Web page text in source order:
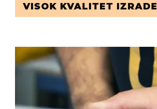
VISOK KVALITET IZRADE